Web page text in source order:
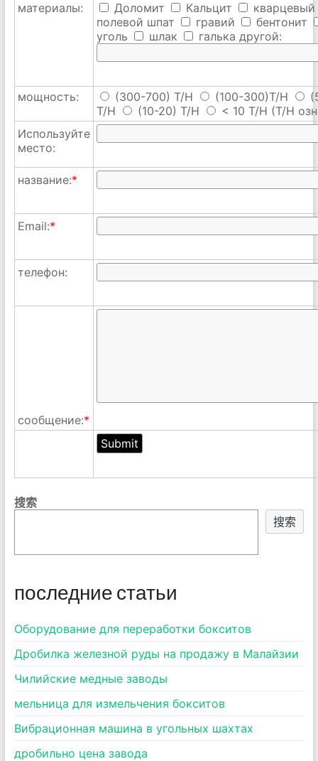
материалы:
Доломит Кальцит
кварцевый
полевой шпат
гравий
бентонит
уголь
шлак галька другой:
мощность: (300-700) T/H (100-300)T/H
T/H
(10-20) T/H < 10 T/H (T/H
Используйте
место:
название:*
Email:*
телефон:
сообщение:*
搜索
搜索
последние статьи
Оборудование для переработки бокситов
Дробилка железной руды на продажу в Малайзии
Чилийские медные заводы
мельница для измельчения бокситов
Вибрационная машина в угольных шахтах
дробильно цена завода